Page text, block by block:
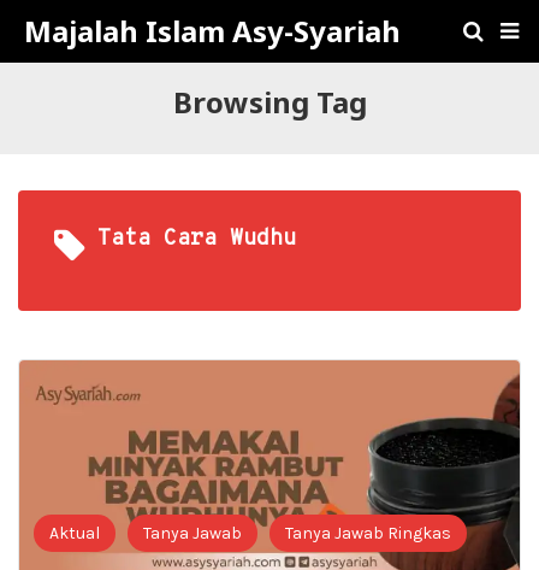
Majalah Islam Asy-Syariah
Browsing Tag
Tata Cara Wudhu
Aktual Tanya Jawab Tanya Jawab Ringkas